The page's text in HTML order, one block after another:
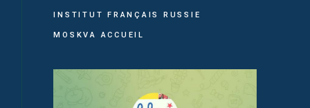
INSTITUT FRANÇAIS RUSSIE
MOSKVA ACCUEIL